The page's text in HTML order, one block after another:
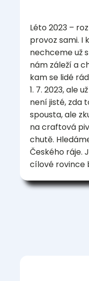
Léto 2023 –
provoz sami. I
nechceme už
nám záleží a
kam se lidé
1. 7. 2023, ale
není jisté, zda
spousta, ale
na craftová
chutě.
Českého ráje.
cílové rovince